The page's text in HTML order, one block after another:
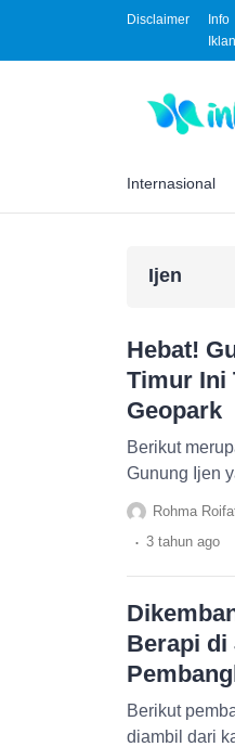
Disclaimer
Info
Iklan
Internasional
Ijen
Hebat!
Timur Ini
Geopark
Berikut
Gunung Ijen
Rohma
. 3 tahun ago
Berapi di
Berikut
diambil dari